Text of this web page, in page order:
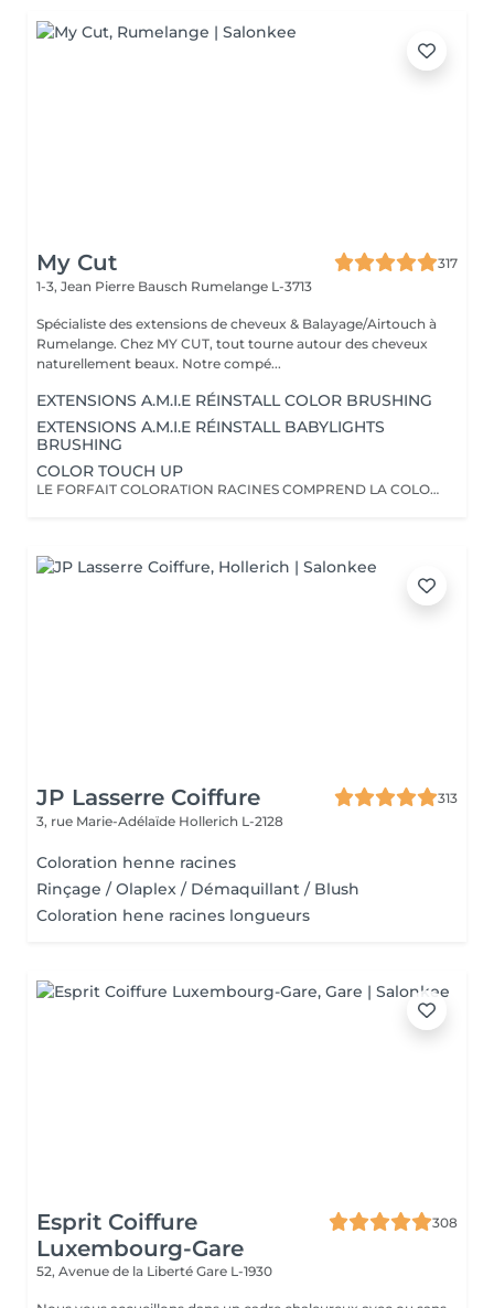
My Cut
317
1-3, Jean Pierre Bausch Rumelange L-3713
Spécialiste des extensions de cheveux & Balayage/Airtouch à
Rumelange. Chez MY CUT, tout tourne autour des cheveux
naturellement beaux. Notre compé...
EXTENSIONS A.M.I.E RÉINSTALL COLOR BRUSHING
EXTENSIONS A.M.I.E RÉINSTALL BABYLIGHTS
BRUSHING
COLOR TOUCH UP
LE FORFAIT COLORATION RACINES COMPREND LA COLORATION RACINES, UN SOIN, LES PRODUITS DE STYLING AINSI QU'UN BRUSHING/WAVY LA COUPE N'EST PAS INCLUSE!
JP Lasserre Coiffure
313
3, rue Marie-Adélaïde Hollerich L-2128
Coloration henne racines
Rinçage / Olaplex / Démaquillant / Blush
Coloration hene racines longueurs
Esprit Coiffure
Luxembourg-Gare
308
52, Avenue de la Liberté Gare L-1930